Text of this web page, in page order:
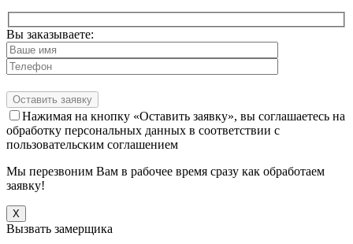
Вы заказываете:
Нажимая на кнопку «Оставить заявку», вы соглашаетесь на
обработку персональных данных в соответствии с
пользовательским соглашением
Мы перезвоним Вам в рабочее время сразу как обработаем
заявку!
X
Вызвать замерщика